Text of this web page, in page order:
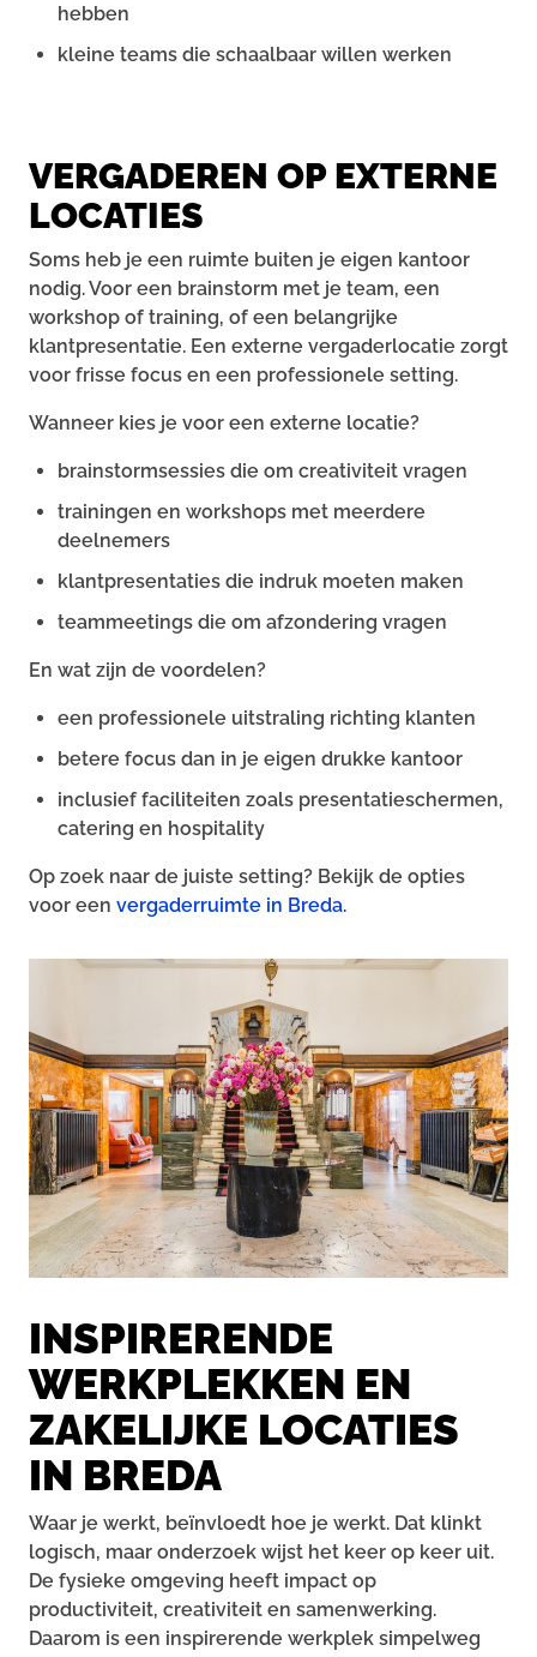
hebben
kleine teams die schaalbaar willen werken
VERGADEREN OP EXTERNE
LOCATIES
Soms heb je een ruimte buiten je eigen kantoor
nodig. Voor een brainstorm met je team, een
workshop of training, of een belangrijke
klantpresentatie. Een externe vergaderlocatie zorgt
voor frisse focus en een professionele setting.
Wanneer kies je voor een externe locatie?
brainstormsessies die om creativiteit vragen
trainingen en workshops met meerdere
deelnemers
klantpresentaties die indruk moeten maken
teammeetings die om afzondering vragen
En wat zijn de voordelen?
een professionele uitstraling richting klanten
betere focus dan in je eigen drukke kantoor
inclusief faciliteiten zoals presentatieschermen,
catering en hospitality
Op zoek naar de juiste setting? Bekijk de opties
voor een vergaderruimte in Breda.
INSPIRERENDE
WERKPLEKKEN EN
ZAKELIJKE LOCATIES
IN BREDA
Waar je werkt, beïnvloedt hoe je werkt. Dat klinkt
logisch, maar onderzoek wijst het keer op keer uit.
De fysieke omgeving heeft impact op
productiviteit, creativiteit en samenwerking.
Daarom is een inspirerende werkplek simpelweg